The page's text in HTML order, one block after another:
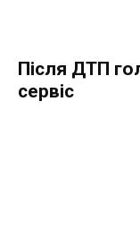
Після ДТП
сервіс